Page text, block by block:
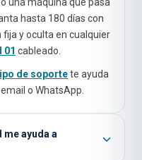
hasta 180 días con
fija y oculta en cualquier
01 cableado.
de soportete ayuda
o WhatsApp.
me ayuda a